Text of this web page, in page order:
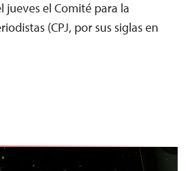
jueves el Comité para la
(CPJ, por sus siglas en